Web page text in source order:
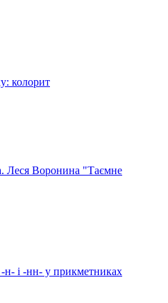
колорит
Леся Воронина "Таємне
н- і -нн- у прикметниках